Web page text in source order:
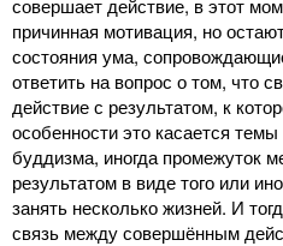
совершает действие, в этот
причинная мотивация, но
состояния ума,
ответить на вопрос о том, что
действие с результатом, к
особенности это касается
буддизма, иногда промежуток
результатом в виде того или
занять несколько жизней. И
связь между совершённым